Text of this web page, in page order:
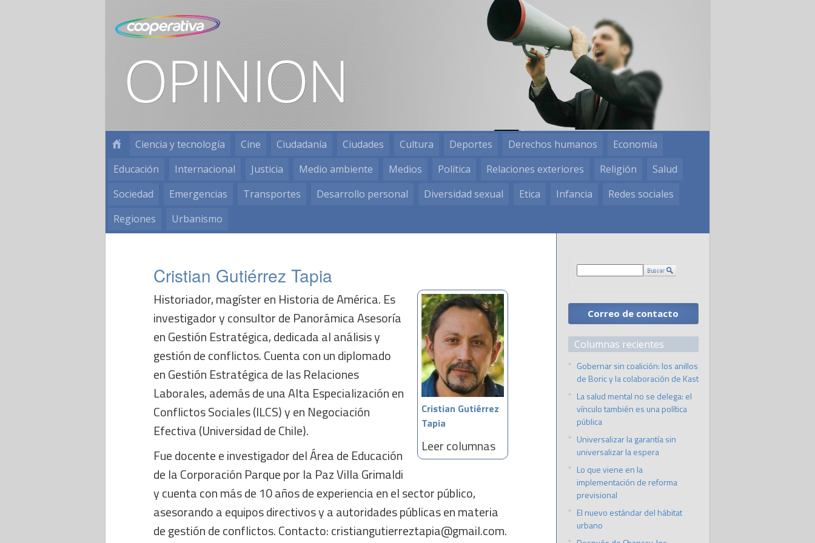
Ciencia y tecnología Cine Ciudadanía Ciudades Cultura Deportes Derechos humanos
Economía
Educación
Internacional Justicia Medio ambiente Medios Política Relaciones exteriores Religión
Salud
Sociedad
Emergencias Transportes Desarrollo personal Diversidad sexual Etica Infancia
Redes sociales
Regiones
Urbanismo
Cristian Gutiérrez Tapia
Cristian Gutiérrez
Tapia
Leer columnas
Historiador, magíster en Historia de América. Es
investigador y consultor de Panorámica Asesoría
en Gestión Estratégica, dedicada al análisis y
gestión de conflictos. Cuenta con un diplomado
en Gestión Estratégica de las Relaciones
Laborales, además de una Alta Especialización en
Conflictos Sociales (ILCS) y en Negociación
Efectiva (Universidad de Chile).
Fue docente e investigador del Área de Educación
de la Corporación Parque por la Paz Villa Grimaldi
y cuenta con más de 10 años de experiencia en el sector público,
asesorando a equipos directivos y a autoridades públicas en materia
de gestión de conflictos. Contacto: cristiangutierreztapia@gmail.com.
Correo de contacto
Columnas recientes
Gobernar sin coalición: los anillos
de Boric y la colaboración de Kast
La salud mental no se delega: el
vínculo también es una política
pública
Universalizar la garantía sin
universalizar la espera
Lo que viene en la
implementación de reforma
previsional
El nuevo estándar del hábitat
urbano